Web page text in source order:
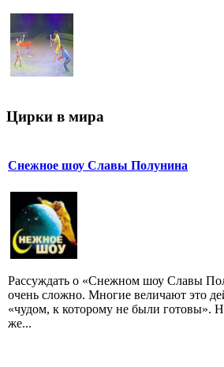
Цирки в мира
Снежное шоу Славы Полунина
Рассуждать о «Снежном шоу Славы
очень сложно. Многие величают это
«чудом, к которому не были готовы».
же...